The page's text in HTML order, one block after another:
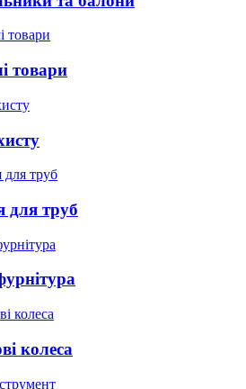
товари
для труб
колеса